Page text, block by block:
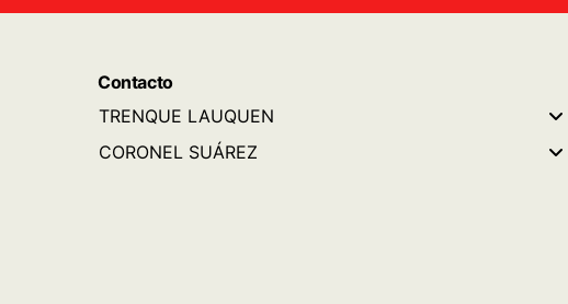
Contacto
TRENQUE LAUQUEN
CORONEL SUÁREZ